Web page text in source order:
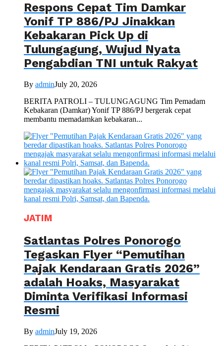
Respons Cepat Tim Damkar
Yonif TP 886/PJ Jinakkan
Kebakaran Pick Up di
Tulungagung, Wujud Nyata
Pengabdian TNI untuk Rakyat
By adminJuly 20, 2026
BERITA PATROLI – TULUNGAGUNG Tim Pemadam
Kebakaran (Damkar) Yonif TP 886/PJ bergerak cepat
membantu memadamkan kebakaran...
JATIM
Satlantas Polres Ponorogo
Tegaskan Flyer “Pemutihan
Pajak Kendaraan Gratis 2026”
adalah Hoaks, Masyarakat
Diminta Verifikasi Informasi
Resmi
By adminJuly 19, 2026